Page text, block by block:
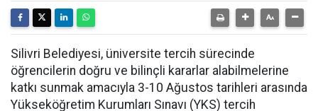
Silivri Belediyesi, üniversite tercih sürecinde
öğrencilerin doğru ve bilinçli kararlar alabilmelerine
katkı sunmak amacıyla 3-10 Ağustos tarihleri arasında
Yükseköğretim Kurumları Sınavı (YKS) tercih